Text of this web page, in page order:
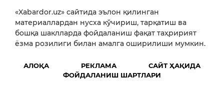
«Xabardor.uz» сайтида эълон қилинган
материаллардан нусха кўчириш, тарқатиш ва
бошқа шаклларда фойдаланиш фақат таҳририят
ёзма розилиги билан амалга оширилиши мумкин.
АЛОҚА РЕКЛАМА
САЙТ ҲАҚИДА
ФОЙДАЛАНИШ ШАРТЛАРИ